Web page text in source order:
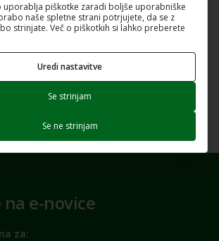
e-novice
za:
uporablja piškotke zaradi boljše uporabniške
naše spletne strani potrjujete, da se z
strinjate. Več o piškotkih si lahko preberete
Uredi nastavitve
Se strinjam
Se ne strinjam